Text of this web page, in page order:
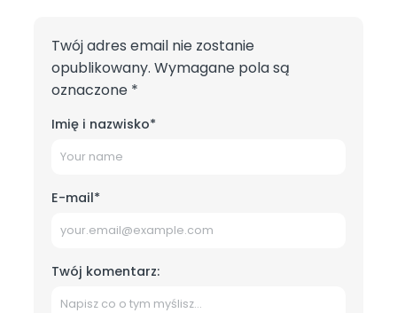
Twój adres email nie zostanie
opublikowany. Wymagane pola są
oznaczone *
Twój komentarz:
Imię i nazwisko*
E-mail*